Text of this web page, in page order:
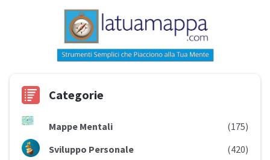
Categorie
Mappe Mentali
(175)
Sviluppo Personale
(420)